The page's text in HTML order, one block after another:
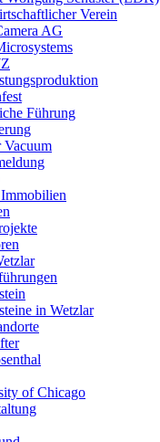
Verein
AG
Führung
Vacuum
in Wetzlar
of Chicago